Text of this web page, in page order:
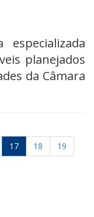
planejados
da Câmara
17 18
19